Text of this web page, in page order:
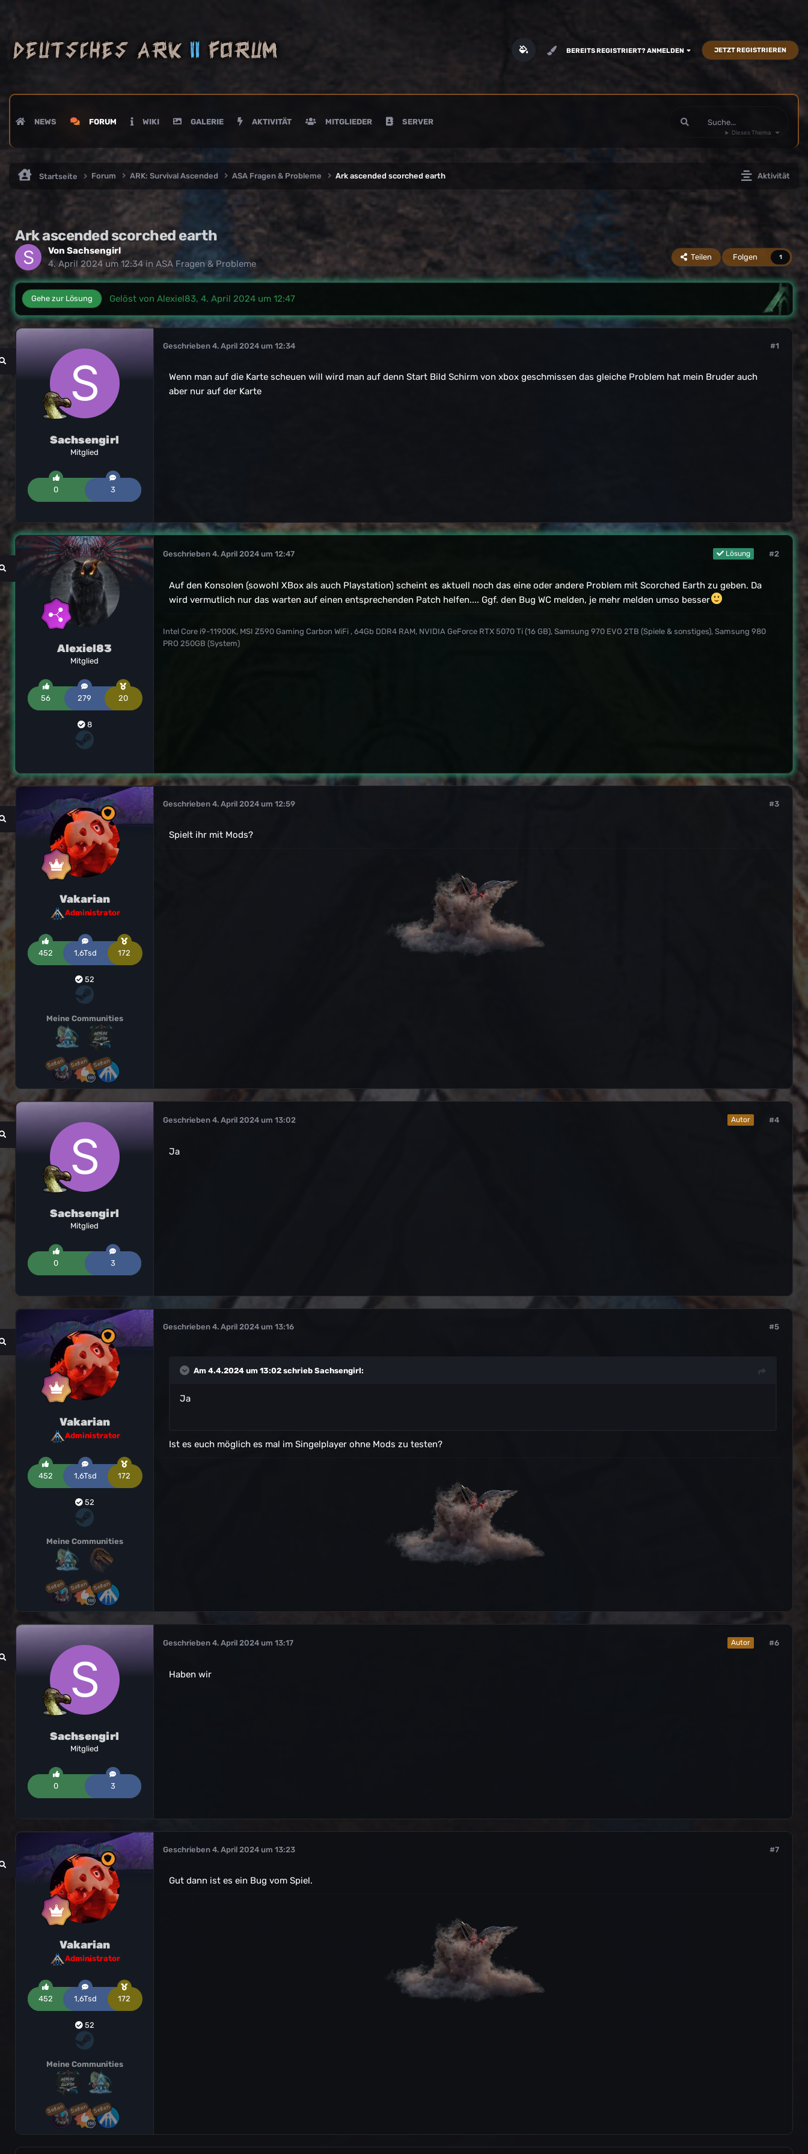
BEREITS REGISTRIERT? ANMELDEN JETZT REGISTRIEREN
NEWS FORUM WIKI GALERIE AKTIVITÄT MITGLIEDER SERVER
Dieses Thema
Aktivität
Startseite Forum ARK: Survival Ascended ASA Fragen & Probleme Ark ascended scorched earth
Ark ascended scorched earth
Von Sachsengirl
4. April 2024 um 12:34 in ASA Fragen & Probleme
Teilen Folgen 1
Gehe zur Lösung Gelöst von Alexiel83, 4. April 2024 um 12:47
Sachsengirl
Mitglied
0 3
#1
Geschrieben 4. April 2024 um 12:34
Wenn man auf die Karte scheuen will wird man auf denn Start Bild Schirm von xbox geschmissen das gleiche Problem hat mein Bruder auch
aber nur auf der Karte
Alexiel83
Mitglied
56 279 20
8
Lösung #2
Geschrieben 4. April 2024 um 12:47
Auf den Konsolen (sowohl XBox als auch Playstation) scheint es aktuell noch das eine oder andere Problem mit Scorched Earth zu geben. Da
wird vermutlich nur das warten auf einen entsprechenden Patch helfen.... Ggf. den Bug WC melden, je mehr melden umso besser
Intel Core i9-11900K, MSI Z590 Gaming Carbon WiFi , 64Gb DDR4 RAM, NVIDIA GeForce RTX 5070 Ti (16 GB), Samsung 970 EVO 2TB (Spiele & sonstiges), Samsung 980
PRO 250GB (System)
Vakarian
Administrator
452 1,6Tsd 172
52
Meine Communities
Selten Selten Selten
#3
Geschrieben 4. April 2024 um 12:59
Spielt ihr mit Mods?
Sachsengirl
Mitglied
0 3
Autor #4
Geschrieben 4. April 2024 um 13:02
Ja
Vakarian
Administrator
452 1,6Tsd 172
52
Meine Communities
Selten Selten Selten
#5
Geschrieben 4. April 2024 um 13:16
Am 4.4.2024 um 13:02 schrieb Sachsengirl:
Ja
Ist es euch möglich es mal im Singelplayer ohne Mods zu testen?
Sachsengirl
Mitglied
0 3
Autor #6
Geschrieben 4. April 2024 um 13:17
Haben wir
Vakarian
Administrator
452 1,6Tsd 172
52
Meine Communities
Selten Selten Selten
#7
Geschrieben 4. April 2024 um 13:23
Gut dann ist es ein Bug vom Spiel.